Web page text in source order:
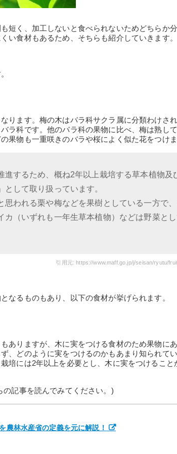
短く、加工しないと食べられないためどちらか
い食材もあるため、そちらも紹介していきます。
ります。梅の木はバラ科サクラ属に分類わけさ
ラ科です。他のバラ科の果物に比べ、梅は熟し
果物も一重咲きのバラや桜によく似た花をつけま
するため、概ね2年以上栽培する草本植物及
して取り扱っています。
われる栗や梅などを果樹としている一方で、
（いずれも一年生草本植物）などは野菜とし
引用元: https://www.maff.go.jp/j/seisan/ryutu/
なるものもあり、以下の食材が挙げられます。
ありますが、木に実をつける食材のため果物に
、どのように実をつけるのかもあまり知られて
培には2年以上を必要とし、木に実をつけること
記事を読んでみてください。)
林水産省の定義を元に解説！